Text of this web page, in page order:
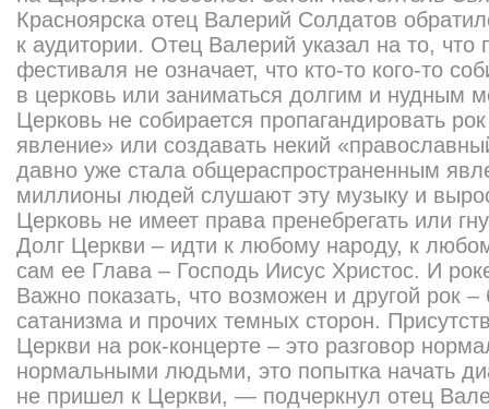
Красноярска отец Валерий Солдатов
к аудитории. Отец Валерий указал на то,
фестиваля не означает, что кто-то кого-то
в церковь или заниматься долгим и нудным
Церковь не собирается пропагандировать
явление» или создавать некий
давно уже стала общераспространенным
миллионы людей слушают эту музыку и
Церковь не имеет права пренебрегать или
Долг Церкви – идти к любому народу, к
сам ее Глава – Господь Иисус Христос. И
Важно показать, что возможен и другой рок –
сатанизма и прочих темных сторон.
Церкви на рок-концерте – это разговор
нормальными людьми, это попытка начать
не пришел к Церкви, — подчеркнул отец